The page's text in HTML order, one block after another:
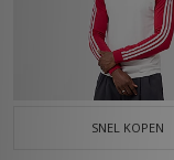
SNEL KOPEN